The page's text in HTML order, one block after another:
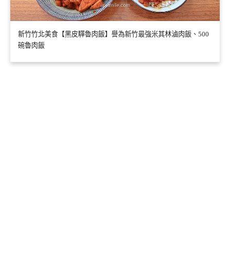
新竹竹北美食【黑皮驊魯肉飯】譽為新竹最強米其林滷肉飯、500
碗魯肉飯